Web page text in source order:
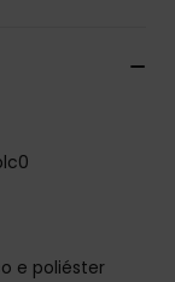
e poliéster